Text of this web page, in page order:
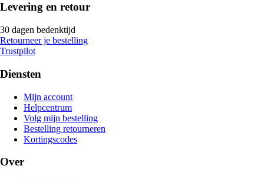
Levering en retour
30 dagen bedenktijd
Retourneer je bestelling
Trustpilot
Diensten
Mijn account
Helpcentrum
Volg mijn bestelling
Bestelling retourneren
Kortingscodes
Over